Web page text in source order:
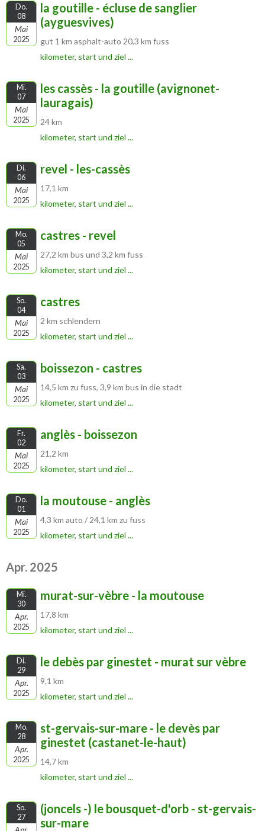
Do.
08
Mai
2025
la goutille - écluse de sanglier
(ayguesvives)
gut 1 km asphalt-auto 20,3 km fuss
kilometer, start und ziel ...
Mi.
07
Mai
2025
les cassès - la goutille (avignonet-
lauragais)
24 km
kilometer, start und ziel ...
Di.
06
Mai
2025
revel - les-cassès
17,1 km
kilometer, start und ziel ...
Mo.
05
Mai
2025
castres - revel
27,2 km bus und 3,2 km fuss
kilometer, start und ziel ...
So.
04
Mai
2025
castres
2 km schlendern
kilometer, start und ziel ...
Sa.
03
Mai
2025
boissezon - castres
14,5 km zu fuss, 3,9 km bus in die stadt
kilometer, start und ziel ...
Fr.
02
Mai
2025
anglès - boissezon
21,2 km
kilometer, start und ziel ...
Do.
01
Mai
2025
la moutouse - anglès
4,3 km auto / 24,1 km zu fuss
kilometer, start und ziel ...
Apr. 2025
Mi.
30
Apr.
2025
murat-sur-vèbre - la moutouse
17,8 km
kilometer, start und ziel ...
Di.
29
Apr.
2025
le debès par ginestet - murat sur vèbre
9,1 km
kilometer, start und ziel ...
Mo.
28
Apr.
2025
st-gervais-sur-mare - le devès par
ginestet (castanet-le-haut)
14,7 km
kilometer, start und ziel ...
So.
27
(joncels -) le bousquet-d'orb - st-gervais-
sur-mare